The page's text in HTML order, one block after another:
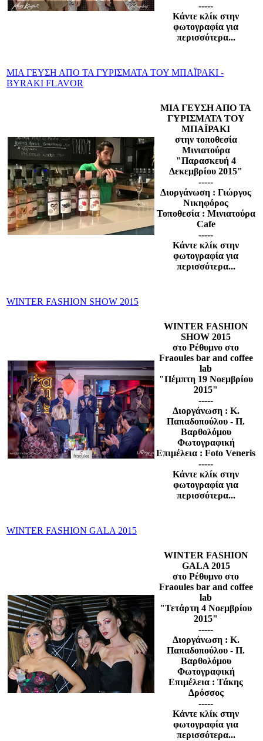
-----
Κάντε κλίκ στην
φωτογραφία για
περισσότερα...
ΜΙΑ ΓΕΥΣΗ ΑΠΟ ΤΑ ΓΥΡΙΣΜΑΤΑ ΤΟΥ ΜΠΑΪΡΑΚΙ -
BYRAKI FLAVOR
ΜΙΑ ΓΕΥΣΗ ΑΠΟ ΤΑ
ΓΥΡΙΣΜΑΤΑ ΤΟΥ
ΜΠΑΪΡΑΚΙ
στην τοποθεσία
Μινιατούρα
"Παρασκευή 4
Δεκεμβρίου 2015"
-----
Διοργάνωση : Γιώργος
Νικηφόρος
Τοποθεσία : Μινιατούρα
Cafe
-----
Κάντε κλίκ στην
φωτογραφία για
περισσότερα...
WINTER FASHION SHOW 2015
WINTER FASHION
SHOW 2015
στο Ρέθυμνο στο
Fraoules bar and coffee
lab
"Πέμπτη 19 Νοεμβρίου
2015"
-----
Διοργάνωση : Κ.
Παπαδοπούλου - Π.
Βαρθολόμου
Φωτογραφική
Επιμέλεια : Foto Veneris
-----
Κάντε κλίκ στην
φωτογραφία για
περισσότερα...
WINTER FASHION GALA 2015
WINTER FASHION
GALA 2015
στο Ρέθυμνο στο
Fraoules bar and coffee
lab
"Τετάρτη 4 Νοεμβρίου
2015"
-----
Διοργάνωση : Κ.
Παπαδοπούλου - Π.
Βαρθολόμου
Φωτογραφική
Επιμέλεια : Τάκης
Δρόσσος
-----
Κάντε κλίκ στην
φωτογραφία για
περισσότερα...